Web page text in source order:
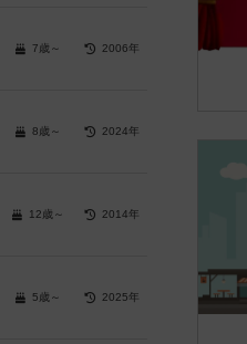
7歳～ 2006年
8歳～ 2024年
12歳～ 2014年
5歳～ 2025年